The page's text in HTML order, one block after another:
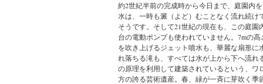
約2世紀半前の完成時から今日まで、庭園内
水は、一時も澱（よど）むことなく流れ続け
そうです。そして21世紀の現在も、この庭園
台の電動ポンプも使われていません。7mの高
を吹き上げるジェット噴水も、華麗な扇形に
れ落ちる滝も、すべては水が上から下へ流れ
の原理を利用して建築されているという、ワ
方の誇る芸術遺産。春、緑が一斉に芽吹く季